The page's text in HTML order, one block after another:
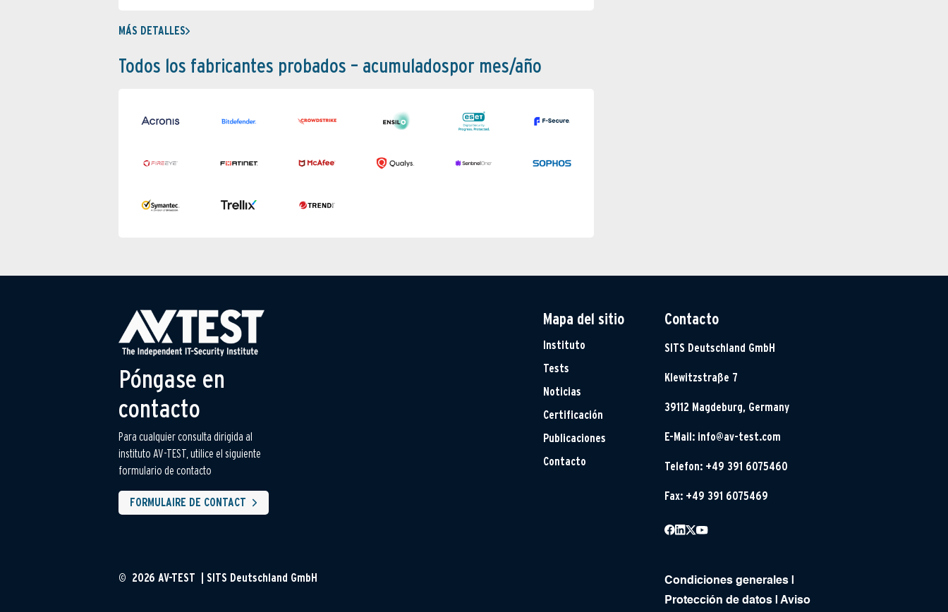
MÁS DETALLES
Todos los fabricantes probados – acumuladospor mes/año
Póngase en
contacto
Para cualquier consulta dirigida al
instituto AV-TEST, utilice el siguiente
formulario de contacto
FORMULAIRE DE CONTACT
Mapa del sitio
Instituto
Tests
Noticias
Certificación
Publicaciones
Contacto
Contacto
SITS Deutschland GmbH
Klewitzstraße 7
39112 Magdeburg, Germany
E-Mail: info@av-test.com
Telefon: +49 391 6075460
Fax: +49 391 6075469
Condiciones generales
Protección de datos
Aviso
© 2026 AV-TEST | SITS Deutschland GmbH